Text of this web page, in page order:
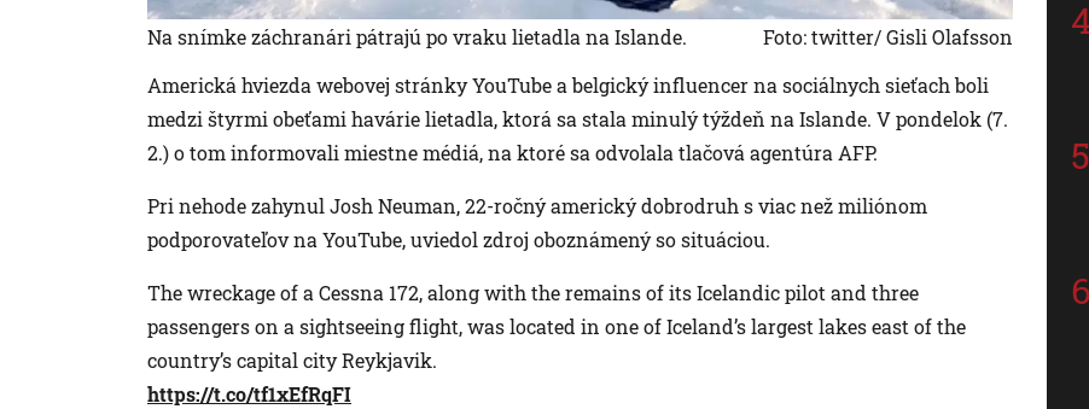
Na snímke záchranári pátrajú po vraku lietadla na Islande.
Foto: twitter/ Gisli Olafsson
Americká hviezda webovej stránky YouTube a belgický influencer na sociálnych sieťach boli
medzi štyrmi obeťami havárie lietadla, ktorá sa stala minulý týždeň na Islande. V pondelok (7.
2.) o tom informovali miestne médiá, na ktoré sa odvolala tlačová agentúra AFP.
Pri nehode zahynul Josh Neuman, 22-ročný americký dobrodruh s viac než miliónom
podporovateľov na YouTube, uviedol zdroj oboznámený so situáciou.
The wreckage of a Cessna 172, along with the remains of its Icelandic pilot and three
passengers on a sightseeing flight, was located in one of Iceland’s largest lakes east of the
country’s capital city Reykjavik.
https://t.co/tf1xEfRqFI